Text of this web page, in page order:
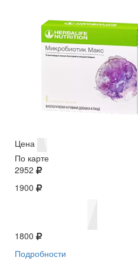
Цена
По карте
2952
1900
1800
Подробности